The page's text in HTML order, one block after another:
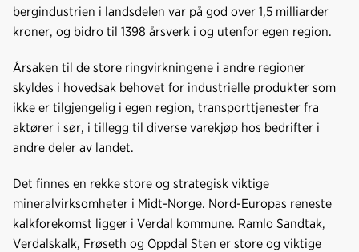
bergindustrien i landsdelen var på god over 1,5 milliarder
kroner, og bidro til 1398 årsverk i og utenfor egen region.
Årsaken til de store ringvirkningene i andre regioner
skyldes i hovedsak behovet for industrielle produkter som
ikke er tilgjengelig i egen region, transporttjenester fra
aktører i sør, i tillegg til diverse varekjøp hos bedrifter i
andre deler av landet.
Det finnes en rekke store og strategisk viktige
mineralvirksomheter i Midt-Norge. Nord-Europas reneste
kalkforekomst ligger i Verdal kommune. Ramlo Sandtak,
Verdalskalk, Frøseth og Oppdal Sten er store og viktige